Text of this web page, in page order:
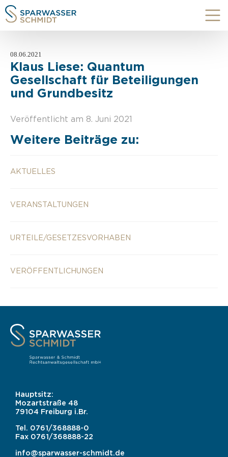
08.06.2021
Klaus Liese: Quantum
Gesellschaft für Beteiligungen
und Grundbesitz
Veröffentlicht am 8. Juni 2021
Weitere Beiträge zu:
AKTUELLES
VERANSTALTUNGEN
URTEILE/GESETZESVORHABEN
VERÖFFENTLICHUNGEN
Hauptsitz:
Mozartstraße 48
79104 Freiburg i.Br.
Tel. 0761/368888-0
Fax 0761/368888-22
info@sparwasser-schmidt.de